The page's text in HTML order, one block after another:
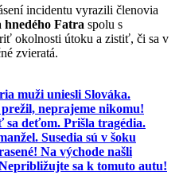
incidentu vyrazili členovia
hnedého Fatra spolu s
okolnosti útoku a zistiť, či sa v
zvieratá.
muži uniesli Slováka.
neprajeme nikomu!
sa deťom. Prišla tragédia.
Susedia sú v šoku
Na východe našli
sa k tomuto autu!